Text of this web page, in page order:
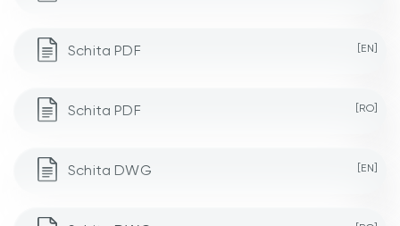
Schita PDF [EN]
Schita PDF [RO]
Schita DWG [EN]